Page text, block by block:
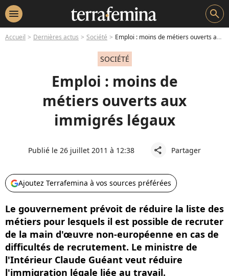
menu search
Accueil Dernières actus Société Emploi : moins de métiers ouverts aux immigrés légaux
SOCIÉTÉ
Emploi : moins de
métiers ouverts aux
immigrés légaux
Publié le 26 juillet 2011 à 12:38 share Partager
Ajoutez Terrafemina à vos sources préférées
Le gouvernement prévoit de réduire la liste des
métiers pour lesquels il est possible de recruter
de la main d'œuvre non-européenne en cas de
difficultés de recrutement. Le ministre de
l'Intérieur Claude Guéant veut réduire
l'immigration légale liée au travail.